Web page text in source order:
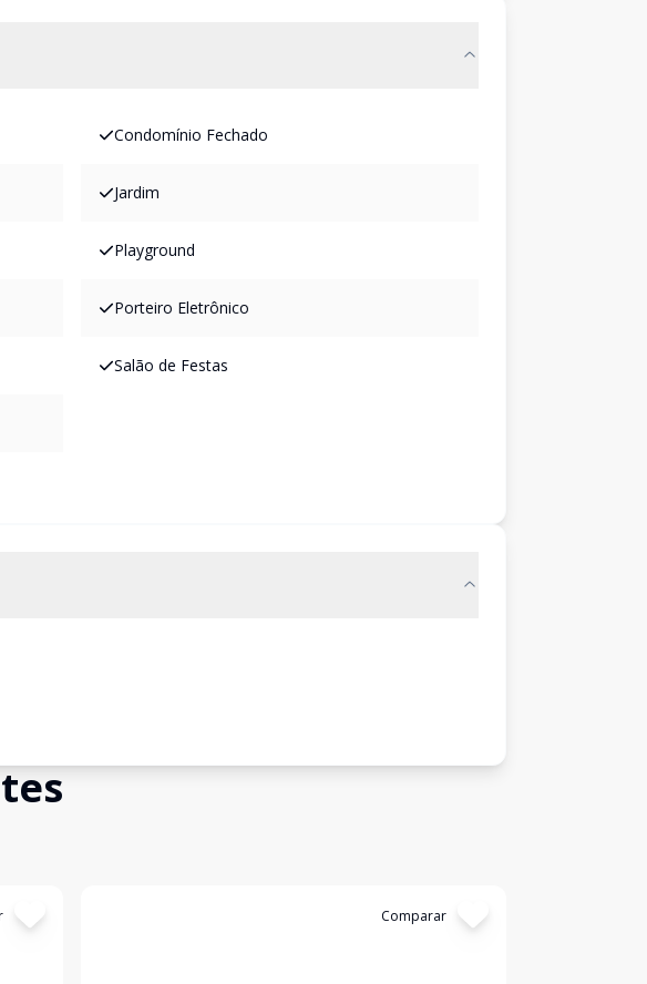
Condomínio Fechado
Jardim
Playground
Porteiro Eletrônico
Salão de Festas
Comparar